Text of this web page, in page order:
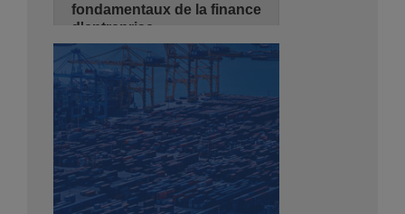
fondamentaux de la finance
d'entreprise
21/09/2026
3 jours
de 08:30 - 14:00
Hyatt Regency Algiers
Se Pré-inscrire Détails